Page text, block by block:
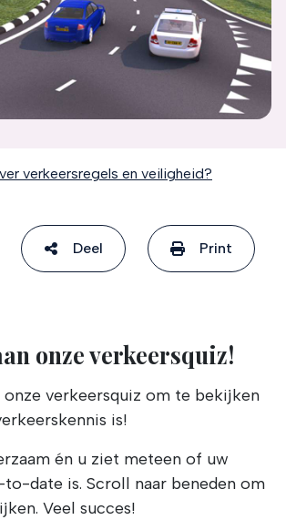
verkeersregels en veiligheid?
Deel Print
onze verkeersquiz!
verkeersquiz om te bekijken
is!
én u ziet meteen of uw
date is. Scroll naar beneden om
Veel succes!